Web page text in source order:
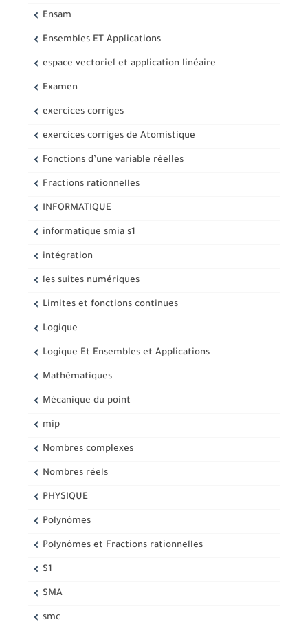
Ensam
Ensembles ET Applications
espace vectoriel et application linéaire
Examen
exercices corriges
exercices corriges de Atomistique
Fonctions d’une variable réelles
Fractions rationnelles
INFORMATIQUE
informatique smia s1
intégration
les suites numériques
Limites et fonctions continues
Logique
Logique Et Ensembles et Applications
Mathématiques
Mécanique du point
mip
Nombres complexes
Nombres réels
PHYSIQUE
Polynômes
Polynômes et Fractions rationnelles
S1
SMA
smc